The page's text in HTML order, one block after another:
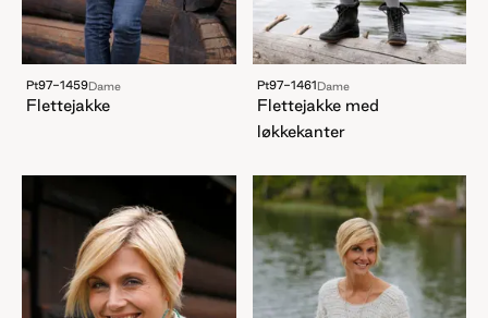
Pt97-1459Dame
Flettejakke
Pt97-1461Dame
Flettejakke med
løkkekanter